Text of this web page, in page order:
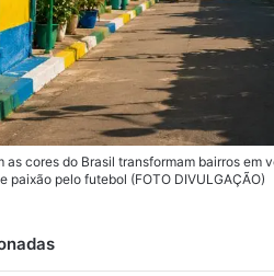
as cores do Brasil transformam bairros
paixão pelo futebol (FOTO DIVULGAÇÃO)